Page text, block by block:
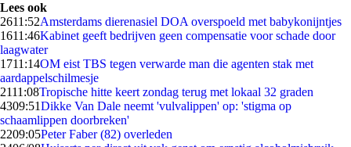
Lees ook
2611:52Amsterdams dierenasiel DOA overspoeld met babykonijntjes
1611:46Kabinet geeft bedrijven geen compensatie voor schade door
laagwater
1711:14OM eist TBS tegen verwarde man die agenten stak met
aardappelschilmesje
2111:08Tropische hitte keert zondag terug met lokaal 32 graden
4309:51Dikke Van Dale neemt 'vulvalippen' op: 'stigma op
schaamlippen doorbreken'
2209:05Peter Faber (82) overleden